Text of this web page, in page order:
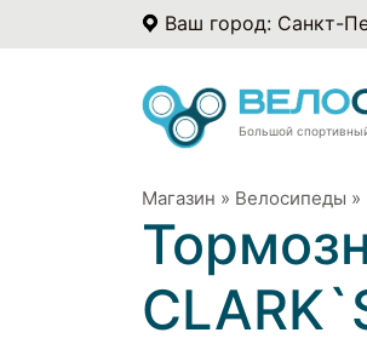
Ваш город: Санкт-
Большой
Магазин » Велосипеды »